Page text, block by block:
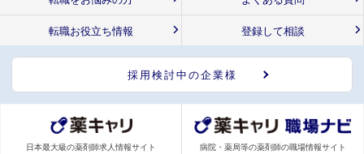
転職お役立ち情報 登録して相談
採用検討中の企業様
日本最大級の薬剤師求人情報サイト 病院・薬局等の薬剤師の職場情報サイト